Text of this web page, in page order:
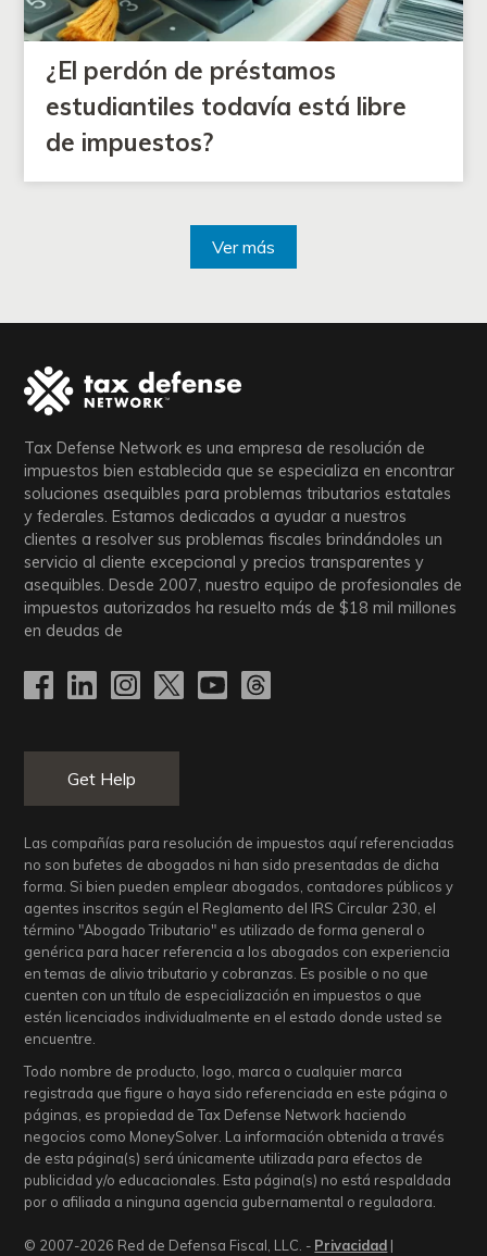
¿El perdón de préstamos
estudiantiles todavía está libre
de impuestos?
Ver más
Tax Defense Network es una empresa de resolución de
impuestos bien establecida que se especializa en encontrar
soluciones asequibles para problemas tributarios estatales
y federales. Estamos dedicados a ayudar a nuestros
clientes a resolver sus problemas fiscales brindándoles un
servicio al cliente excepcional y precios transparentes y
asequibles. Desde 2007, nuestro equipo de profesionales de
impuestos autorizados ha resuelto más de$18 mil millones
en deudas de
Get Help
Las compañías para resolución de impuestos aquí referenciadas
no son bufetes de abogados ni han sido presentadas de dicha
forma. Si bien pueden emplear abogados, contadores públicos y
agentes inscritos según el Reglamento del IRS Circular 230, el
término "Abogado Tributario" es utilizado de forma general o
genérica para hacer referencia a los abogados con experiencia
en temas de alivio tributario y cobranzas. Es posible o no que
cuenten con un título de especialización en impuestos o que
estén licenciados individualmente en el estado donde usted se
encuentre.
Todo nombre de producto, logo, marca o cualquier marca
registrada que figure o haya sido referenciada en este página o
páginas, es propiedad de Tax Defense Network haciendo
negocios como MoneySolver. La información obtenida a través
de esta página(s) será únicamente utilizada para efectos de
publicidad y/o educacionales. Esta página(s) no está respaldada
por o afiliada a ninguna agencia gubernamental o reguladora.
© 2007-2026 Red de Defensa Fiscal, LLC. - Privacidad |